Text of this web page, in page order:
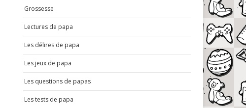
Grossesse
Lectures de papa
Les délires de papa
Les jeux de papa
Les questions de papas
Les tests de papa